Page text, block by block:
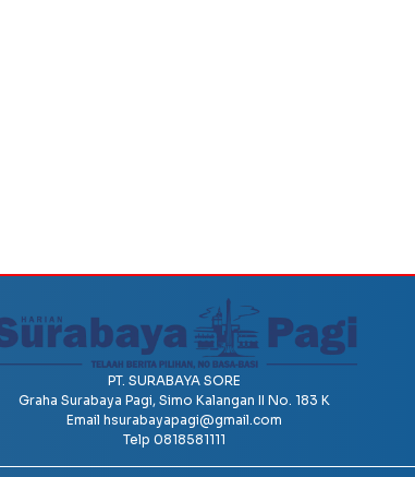
PT. SURABAYA SORE
Graha Surabaya Pagi, Simo Kalangan II No. 183 K
Email hsurabayapagi@gmail.com
Telp 0818581111